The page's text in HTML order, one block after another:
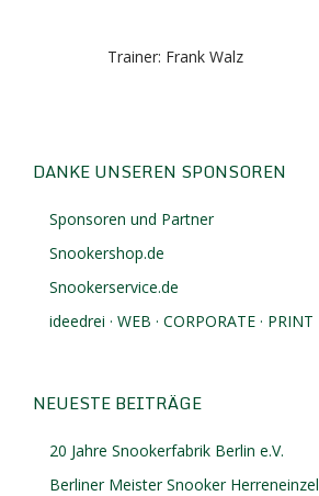
Trainer: Frank Walz
DANKE UNSEREN SPONSOREN
Sponsoren und Partner
Snookershop.de
Snookerservice.de
ideedrei · WEB · CORPORATE · PRINT
NEUESTE BEITRÄGE
20 Jahre Snookerfabrik Berlin e.V.
Berliner Meister Snooker Herreneinzel